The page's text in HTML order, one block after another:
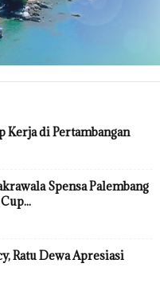
Kerja di Pertambangan
Spensa Palembang
Ratu Dewa Apresiasi